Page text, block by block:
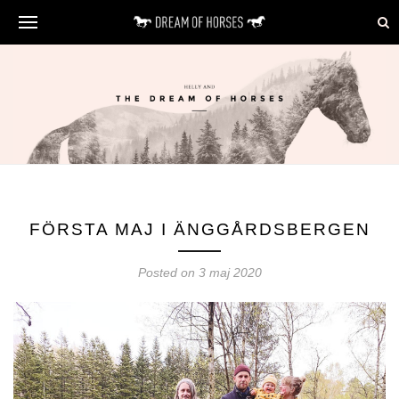
FÖRSTA MAJ I ÄNGGÅRDSBERGEN
Posted on 3 maj 2020